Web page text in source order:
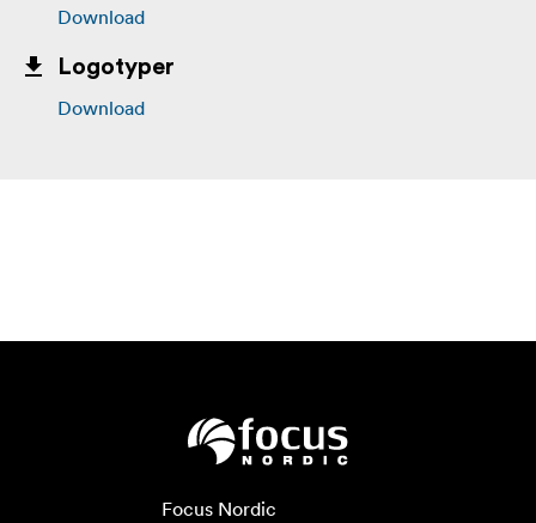
Download
Logotyper
Download
Focus Nordic